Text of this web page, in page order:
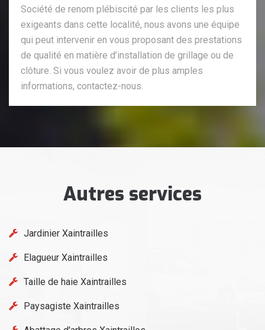
Société de renom plébiscité par les clients les plus
exigeants dans cette localité, nous avons une équipe
qui peut intervenir en vous proposant des prestations
de qualité en matière d’installation de grillage ou de
clôture. Si vous voulez avoir de plus amples
informations, contactez-nous.
Autres services
Jardinier Xaintrailles
Elagueur Xaintrailles
Taille de haie Xaintrailles
Paysagiste Xaintrailles